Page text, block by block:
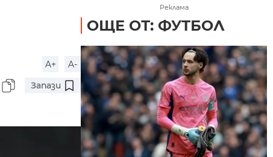
A+
A-
Запази
Реклама
ОЩЕ ОТ: ФУТБОЛ